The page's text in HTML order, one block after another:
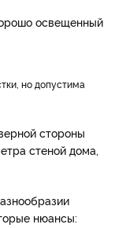
освещенный
стороны
стеной дома,
нюансы: